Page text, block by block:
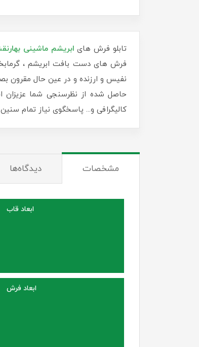
تابلو فرش های ابریشم ماشینی
فرش های دست بافت ابریشم ،
نفیس و ارزنده و در عین حال مقرون
حاصل شده از نظرسنجی شما عزیزان
کالیگرافی و... پاسخگوی نیاز تمام
مشخصات دیدگاه‌ها
ابعاد قاب
ابعاد فرش